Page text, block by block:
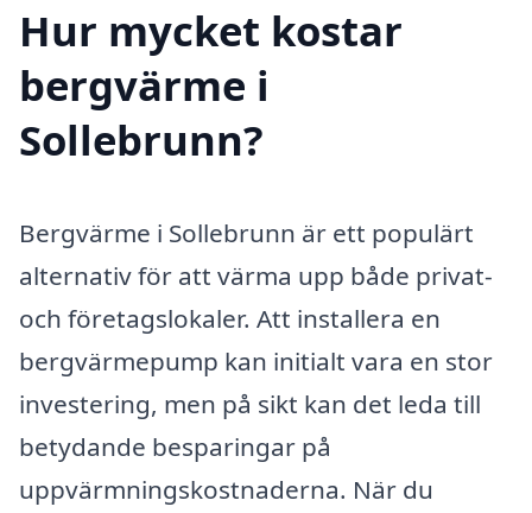
Hur mycket kostar
bergvärme i
Sollebrunn?
Bergvärme i Sollebrunn är ett populärt
alternativ för att värma upp både privat-
och företagslokaler. Att installera en
bergvärmepump kan initialt vara en stor
investering, men på sikt kan det leda till
betydande besparingar på
uppvärmningskostnaderna. När du